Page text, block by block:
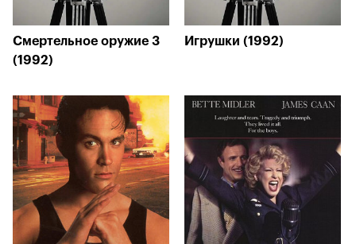
Смертельное оружие 3
(1992)
Игрушки (1992)